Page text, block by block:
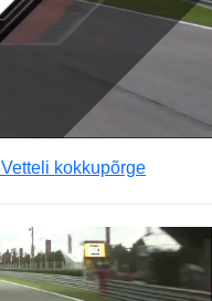
kokkupõrge